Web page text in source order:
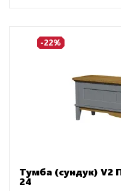
-22%
Тумба (сундук) V2
24